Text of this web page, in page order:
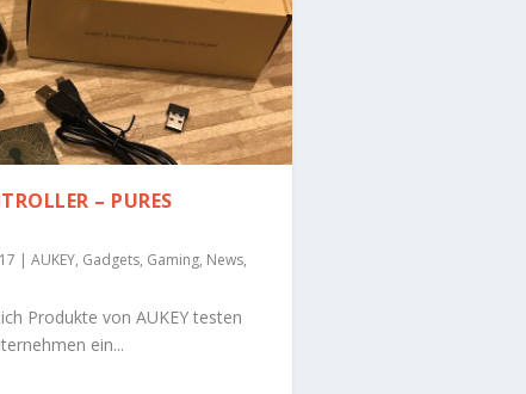
– PURES
|AUKEY, Gadgets, Gaming, News,
Produkte von AUKEY testen
ein...